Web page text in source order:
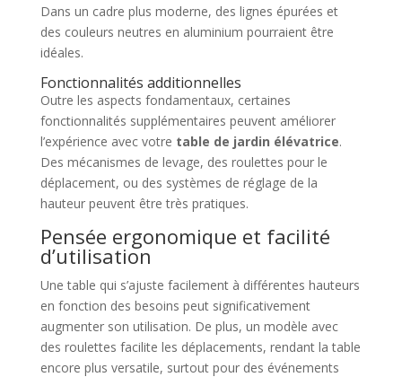
Dans un cadre plus moderne, des lignes épurées et
des couleurs neutres en aluminium pourraient être
idéales.
Fonctionnalités additionnelles
Outre les aspects fondamentaux, certaines
fonctionnalités supplémentaires peuvent améliorer
l’expérience avec votre table de jardin élévatrice.
Des mécanismes de levage, des roulettes pour le
déplacement, ou des systèmes de réglage de la
hauteur peuvent être très pratiques.
Pensée ergonomique et facilité
d’utilisation
Une table qui s’ajuste facilement à différentes hauteurs
en fonction des besoins peut significativement
augmenter son utilisation. De plus, un modèle avec
des roulettes facilite les déplacements, rendant la table
encore plus versatile, surtout pour des événements